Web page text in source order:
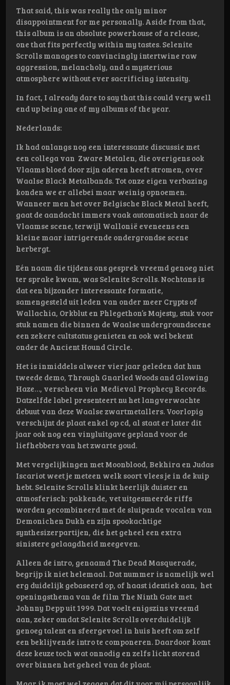
That said, this was really the only minor
disappointment for me personally. Aside from that,
this album is an absolute powerhouse of a release,
one that fits perfectly within my tastes. Selenite
Scrolls manages to convincingly intertwine raw
aggression, melancholy, and a mysterious
atmosphere without ever sacrificing intensity.
In fact, I already dare to say that this could very well
end up being one of my albums of the year.
Nederlands:
Ik had onlangs nog een interessante discussie met
een collega van Zware Metalen, die overigens ook
Vlaams bloed door zijn aderen heeft stromen, over
Waalse Black Metalbands. Tot onze eigen verbazing
konden we er allebei maar weinig opnoemen.
Wanneer men het over Belgische Black Metal heeft,
gaat de aandacht immers vaak automatisch naar de
Vlaamse scene, terwijl Wallonië eveneens een
kleine maar intrigerende ondergrondse scene
herbergt.
Eén naam die tijdens ons gesprek vreemd genoeg niet
ter sprake kwam, was Selenite Scrolls. Nochtans is
dat een bijzonder interessante formatie,
samengesteld uit leden van onder meer Crypts of
Wallachia, Orkblut en Phlegethon’s Majesty, stuk voor
stuk namen die binnen de Waalse undergroundscene
een zekere cultstatus genieten en ook wel bekent
onder de Ancient Hound Circle.
Het is inmiddels alweer vier jaar geleden dat hun
tweede demo, Through Gnarled Woods and Glowing
Haze…, verscheen via Medieval Prophecy Records.
Datzelfde label presenteert nu het langverwachte
debuut van deze Waalse zwartmetallers. Voorlopig
verschijnt de plaat enkel op cd, al staat er later dit
jaar ook nog een vinyluitgave gepland voor de
liefhebbers van het zwarte goud.
Met vergelijkingen met Moonblood, Bekhira en Judas
Iscariot weet je meteen welk soort vlees je in de kuip
hebt. Selenite Scrolls klinkt heerlijk duister en
atmosferisch: pakkende, vet uitgesmeerde riffs
worden gecombineerd met de sluipende vocalen van
Demonichen Dukh en zijn spookachtige
synthesizerpartijen, die het geheel een extra
sinistere gelaagdheid meegeven.
Alleen de intro, genaamd The Dead Masquerade,
begrijp ik niet helemaal. Dat nummer is namelijk wel
erg duidelijk gebaseerd op, of haast identiek aan, het
openingsthema van de film The Ninth Gate met
Johnny Depp uit 1999. Dat voelt enigszins vreemd
aan, zeker omdat Selenite Scrolls overduidelijk
genoeg talent en sfeergevoel in huis heeft om zelf
een beklijvende intro te componeren. Daardoor komt
deze keuze toch wat onnodig en zelfs licht storend
over binnen het geheel van de plaat.